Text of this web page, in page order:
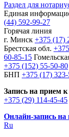
Раздел для
Единая
(44) 592-99-27
Горячая линия
г. Минск +375 (17)
Брестская обл.
60-85-15
+375 (152) 55-50-80
БНП +375 (17)
Запись на прием
+375 (29) 114-45-45
Онлайн-запись на
Ru